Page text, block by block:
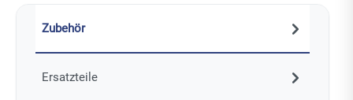
Zubehör
Ersatzteile